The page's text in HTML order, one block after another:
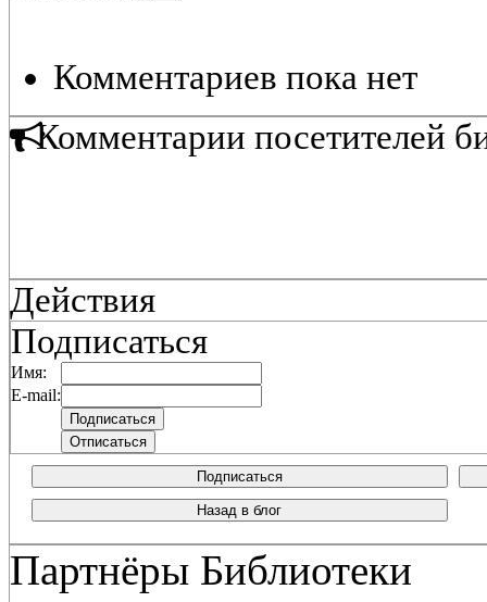
Комментариев пока нет
Комментарии посетителей
Действия
Подписаться
Имя:
E-mail:
Подписаться
Назад в блог
Партнёры Библиотеки